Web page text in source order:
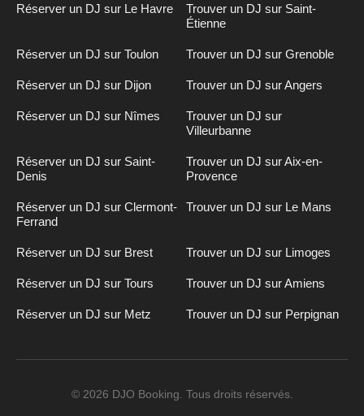
Réserver un DJ sur Le Havre
Trouver un DJ sur Saint-
Étienne
Réserver un DJ sur Toulon Trouver un DJ sur Grenoble
Réserver un DJ sur Dijon Trouver un DJ sur Angers
Réserver un DJ sur Nîmes
Trouver un DJ sur
Villeurbanne
Réserver un DJ sur Saint-
Denis
Trouver un DJ sur Aix-en-
Provence
Réserver un DJ sur Clermont-
Ferrand
Trouver un DJ sur Le Mans
Réserver un DJ sur Brest Trouver un DJ sur Limoges
Réserver un DJ sur Tours Trouver un DJ sur Amiens
Réserver un DJ sur Metz Trouver un DJ sur Perpignan
© 2026 DJO Booking. Tous droits réservés.